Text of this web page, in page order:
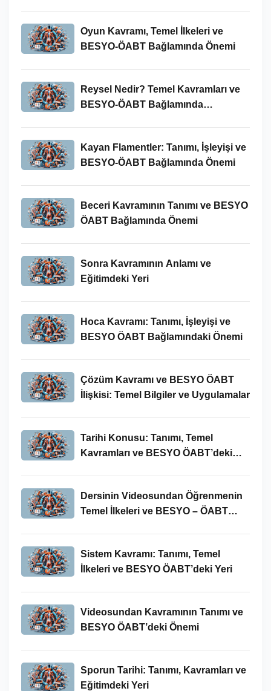
Oyun Kavramı, Temel İlkeleri ve
BESYO-ÖABT Bağlamında Önemi
Reysel Nedir? Temel Kavramları ve
BESYO-ÖABT Bağlamında
Kayan Flamentler: Tanımı, İşleyişi ve
BESYO-ÖABT Bağlamında Önemi
Beceri Kavramının Tanımı ve BESYO
ÖABT Bağlamında Önemi
Sonra Kavramının Anlamı ve
Eğitimdeki Yeri
Hoca Kavramı: Tanımı, İşleyişi ve
BESYO ÖABT Bağlamındaki Önemi
Çözüm Kavramı ve BESYO ÖABT
İlişkisi: Temel Bilgiler ve Uygulamalar
Tarihi Konusu: Tanımı, Temel
Kavramları ve BESYO ÖABT’deki
Dersinin Videosundan Öğrenmenin
Temel İlkeleri ve BESYO – ÖABT
Sistem Kavramı: Tanımı, Temel
İlkeleri ve BESYO ÖABT’deki Yeri
Videosundan Kavramının Tanımı ve
BESYO ÖABT’deki Önemi
Sporun Tarihi: Tanımı, Kavramları ve
Eğitimdeki Yeri